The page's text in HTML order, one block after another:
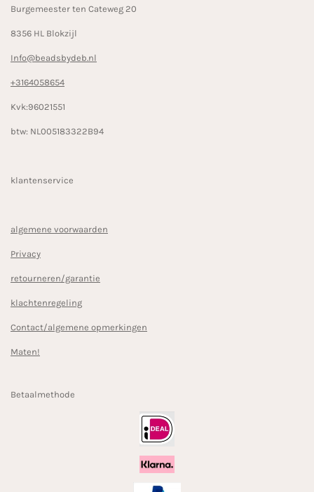
Burgemeester ten Cateweg 20
8356 HL Blokzijl
Info@beadsbydeb.nl
+3164058654
Kvk:96021551
btw: NL005183322B94
klantenservice
algemene voorwaarden
Privacy
retourneren/garantie
klachtenregeling
Contact/algemene opmerkingen
Maten!
Betaalmethode